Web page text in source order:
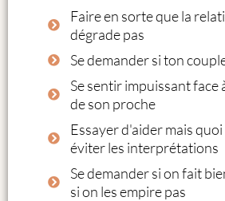
Faire en sorte que la
dégrade pas
Se demander si ton
Se sentir impuissant face
de son proche
Essayer d'aider mais
éviter les interprétations
Se demander si on fait
si on les empire pas